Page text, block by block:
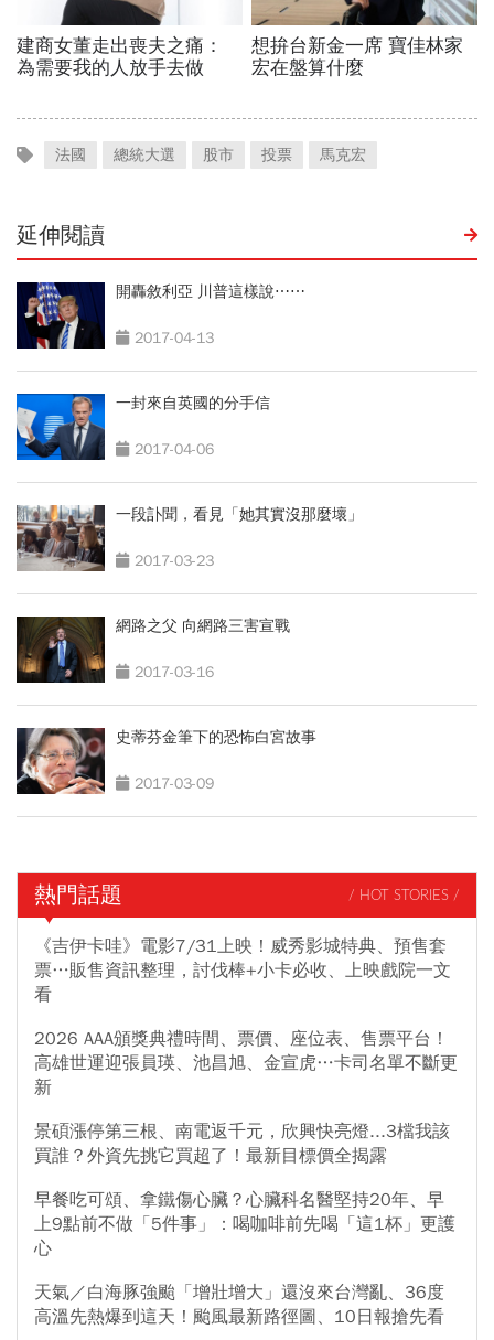
法國 總統大選 股市 投票 馬克宏
延伸閱讀
開轟敘利亞 川普這樣說⋯⋯
2017-04-13
一封來自英國的分手信
2017-04-06
一段訃聞，看見「她其實沒那麼壞」
2017-03-23
網路之父 向網路三害宣戰
2017-03-16
史蒂芬金筆下的恐怖白宮故事
2017-03-09
熱門話題 / HOT STORIES /
《吉伊卡哇》電影7/31上映！威秀影城特典、預售套
票…販售資訊整理，討伐棒+小卡必收、上映戲院一文
看
2026 AAA頒獎典禮時間、票價、座位表、售票平台！
高雄世運迎張員瑛、池昌旭、金宣虎…卡司名單不斷更
新
景碩漲停第三根、南電返千元，欣興快亮燈...3檔我該
買誰？外資先挑它買超了！最新目標價全揭露
早餐吃可頌、拿鐵傷心臟？心臟科名醫堅持20年、早
上9點前不做「5件事」：喝咖啡前先喝「這1杯」更護
心
天氣／白海豚強颱「增壯增大」還沒來台灣亂、36度
高溫先熱爆到這天！颱風最新路徑圖、10日報搶先看